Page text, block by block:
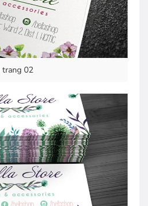
trang 02